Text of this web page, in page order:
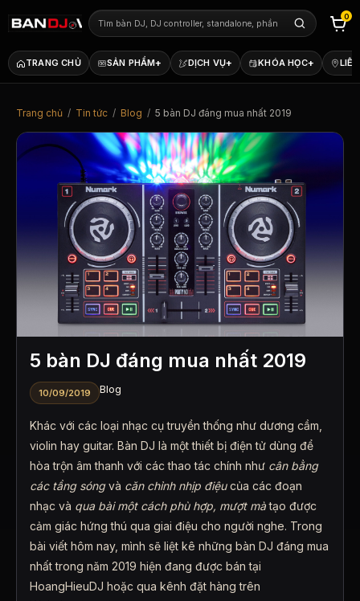
TRANG CHỦ SẢN PHẨM+ DỊCH VỤ+ KHÓA HỌC+
0
Trang chủ / Tin tức / Blog / 5 bàn DJ đáng mua nhất 2019
5 bàn DJ đáng mua nhất 2019
10/09/2019 Blog
Khác với các loại nhạc cụ truyền thống như dương cầm,
violin hay guitar. Bàn DJ là một thiết bị điện tử dùng để
hòa trộn âm thanh với các thao tác chính như cân bằng
các tầng sóngvà căn chỉnh nhịp điệucủa các đoạn
nhạc và qua bài một cách phù hợp, mượt màtạo được
cảm giác hứng thú qua giai điệu cho người nghe. Trong
bài viết hôm nay, mình sẽ liệt kê những bàn DJ đáng mua
nhất trong năm 2019 hiện đang được bán tại
HoangHieuDJ hoặc qua kênh đặt hàng trên